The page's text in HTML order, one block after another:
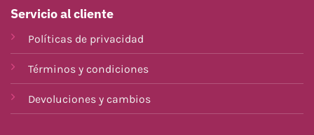
Servicio al cliente
Políticas de privacidad
Términos y condiciones
Devoluciones y cambios